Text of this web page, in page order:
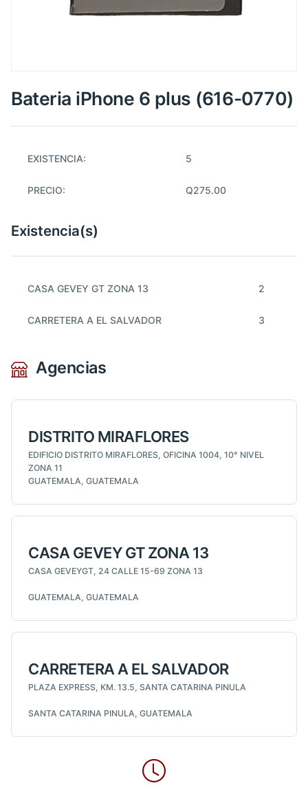
Bateria iPhone 6 plus (616-0770)
EXISTENCIA: 5
PRECIO: Q275.00
Existencia(s)
CASA GEVEY GT ZONA 13 2
CARRETERA A EL SALVADOR 3
Agencias
DISTRITO MIRAFLORES
EDIFICIO DISTRITO MIRAFLORES, OFICINA 1004, 10° NIVEL
ZONA 11
GUATEMALA, GUATEMALA
CASA GEVEY GT ZONA 13
CASA GEVEYGT, 24 CALLE 15-69 ZONA 13
GUATEMALA, GUATEMALA
CARRETERA A EL SALVADOR
PLAZA EXPRESS, KM. 13.5, SANTA CATARINA PINULA
SANTA CATARINA PINULA, GUATEMALA